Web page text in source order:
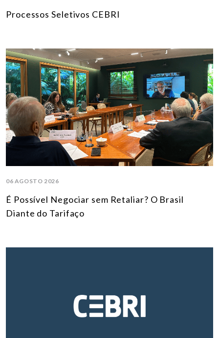
Processos Seletivos CEBRI
06 AGOSTO 2026
É Possível Negociar sem Retaliar? O Brasil
Diante do Tarifaço